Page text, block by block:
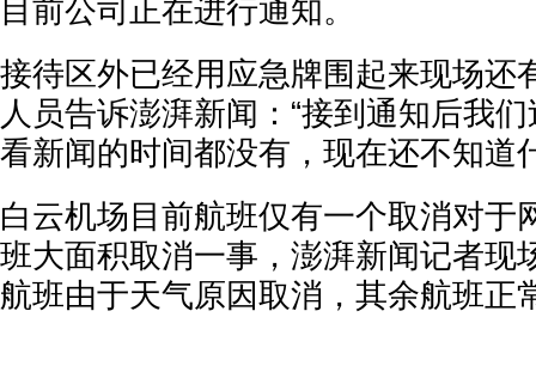
目前公司正在进行通知。
接待区外已经用应急牌围起来现场还
人员告诉澎湃新闻：“接到通知后我
看新闻的时间都没有，现在还不知道
白云机场目前航班仅有一个取消对于
班大面积取消一事，澎湃新闻记者现
航班由于天气原因取消，其余航班正